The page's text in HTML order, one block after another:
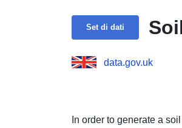
Set di dati
data.gov.uk
In order to generate a